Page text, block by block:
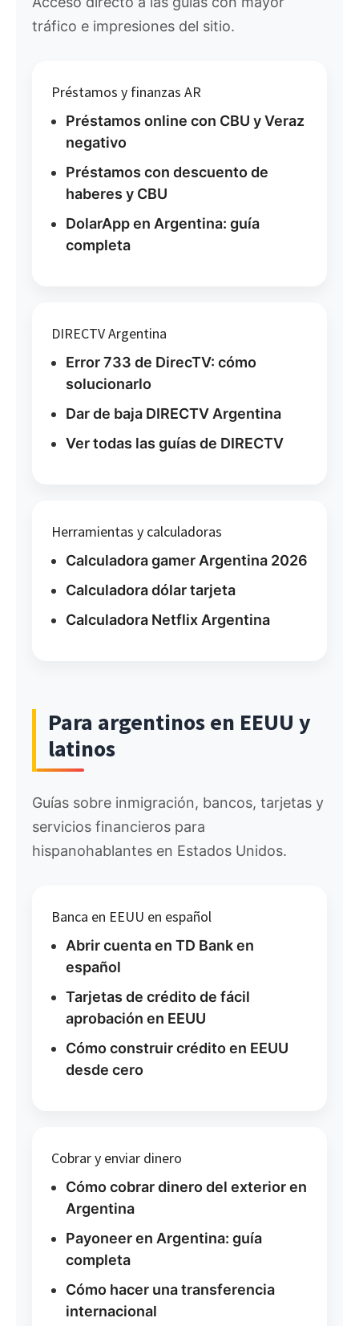
tráfico e impresiones del sitio.
Préstamos y finanzas AR
Préstamos online con CBU y Veraz
negativo
Préstamos con descuento de
haberes y CBU
DolarApp en Argentina: guía
completa
DIRECTV Argentina
Error 733 de DirecTV: cómo
solucionarlo
Dar de baja DIRECTV Argentina
Ver todas las guías de DIRECTV
Herramientas y calculadoras
Calculadora gamer Argentina 2026
Calculadora dólar tarjeta
Calculadora Netflix Argentina
Para argentinos en EEUU y
latinos
Guías sobre inmigración, bancos, tarjetas y
servicios financieros para
hispanohablantes en Estados Unidos.
Banca en EEUU en español
Abrir cuenta en TD Bank en
español
Tarjetas de crédito de fácil
aprobación en EEUU
Cómo construir crédito en EEUU
desde cero
Cobrar y enviar dinero
Cómo cobrar dinero del exterior en
Argentina
Payoneer en Argentina: guía
completa
Cómo hacer una transferencia
internacional